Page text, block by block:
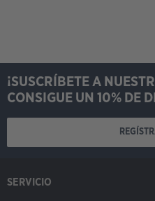
¡SUSCRÍBETE A
CONSIGUE UN 10% DE
SERVICIO